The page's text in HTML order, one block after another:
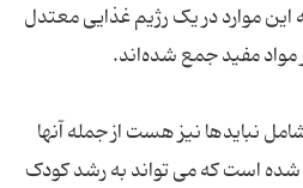
این موارد در یک رژیم غذایی معتدل
مواد مفید جمع شده‌اند.
نبایدها نیز هست از جمله آنها
است که می تواند به رشد کودک